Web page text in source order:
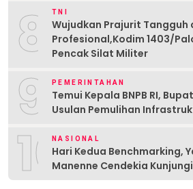
8 TNI
Wujudkan Prajurit Tangguh
Profesional,Kodim 1403/
Pencak Silat Militer
9 PEMERINTAHAN
Temui Kepala BNPB RI,
Usulan Pemulihan
10NASIONAL
Hari Kedua Benchmarking,
Manenne Cendekia